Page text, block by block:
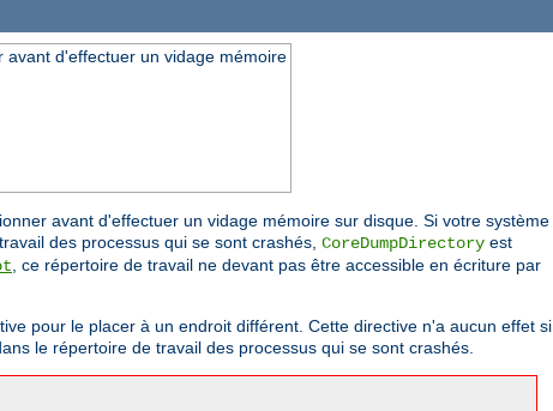
avant d'effectuer un vidage mémoire
avant d'effectuer un vidage mémoire sur disque. Si votre système
des processus qui se sont crashés, CoreDumpDirectory est
, ce répertoire de travail ne devant pas être accessible en écriture par
pour le placer à un endroit différent. Cette directive n'a aucun effet si
le répertoire de travail des processus qui se sont crashés.